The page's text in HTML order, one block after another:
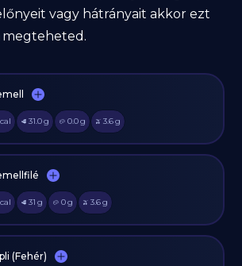
vagy hátrányait akkor ezt
megteheted.
🥩 31.0g 🥔 0.0g 🫒 3.6g
🥩 31 g 🥔 0g 🫒 3.6g
(Fehér)